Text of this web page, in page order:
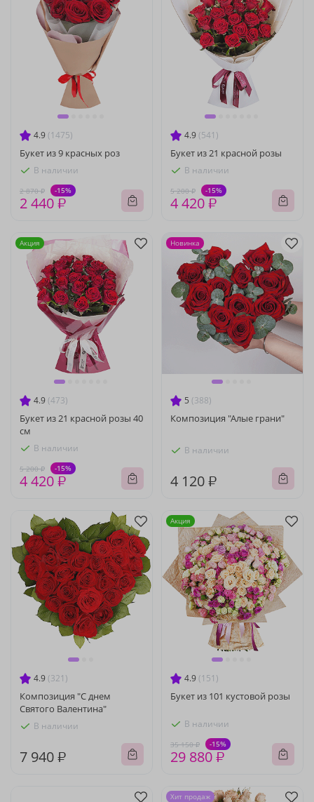
4.9 (1475)
Букет из 9 красных роз
В наличии
2 870 ₽ -15%
2 440 ₽
4.9 (541)
Букет из 21 красной розы
В наличии
5 200 ₽ -15%
4 420 ₽
4.9 (473)
Букет из 21 красной розы 40
см
В наличии
5 200 ₽ -15%
4 420 ₽
Акция
5 (388)
Композиция "Алые грани"
В наличии
4 120 ₽
Новинка
4.9 (321)
Композиция "С днем
Святого Валентина"
В наличии
7 940 ₽
4.9 (151)
Букет из 101 кустовой розы
В наличии
35 150 ₽ -15%
29 880 ₽
Акция
Хит продаж